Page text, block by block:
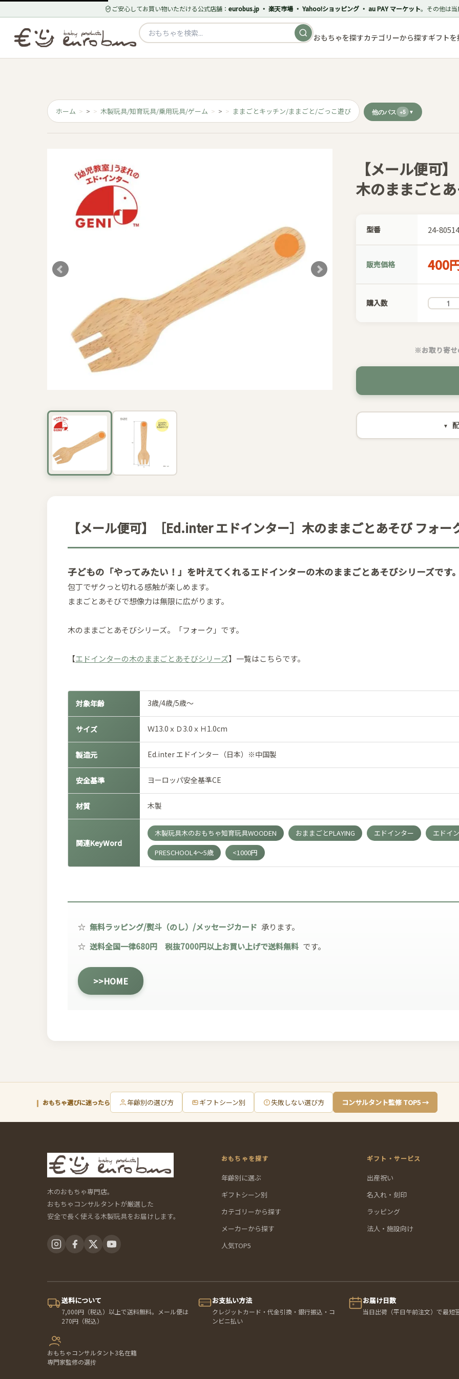
ご安心してお買い物いただける公式店舗： eurobus.jp ・ 楽天市場 ・ Yahoo!ショッピング ・ au PAY マーケット。その他は
おもちゃを探すカテゴリーから探すギフト
ホーム > 木製玩具/知育玩具/乗用玩具/ゲーム > ままごとキッチン/ままごと/ごっこ遊び 他のパス +5
【メール便可
木のままごと
型番 24-
販売価格 400
購入数
※お取り寄せ
【メール便可】［Ed.inter エドインター］木のままごとあそび フォー
子どもの「やってみたい！」を叶えてくれるエドインターの木のままごとあそびシリーズです
包丁でザクっと切れる感触が楽しめます。
ままごとあそびで想像力は無限に広がります。
木のままごとあそびシリーズ。「フォーク」です。
【エドインターの木のままごとあそびシリーズ】一覧はこちらです。
対象年齢 3歳/4歳/5歳～
サイズ Ｗ13.0ｘＤ3.0ｘＨ1.0cm
製造元 Ed.inter エドインター（日本）※中国製
安全基準 ヨーロッパ安全基準CE
材質 木製
関連KeyWord
木製玩具木のおもちゃ知育玩具WOODEN おままごとPLAYING エドインター
エドイ
PRESCHOOL4～5歳
<1000円
☆ 無料ラッピング/熨斗（のし）/メッセージカード 承ります。
☆ 送料全国一律680円 税抜7000円以上お買い上げで送料無料 です。
>>HOME
おもちゃ選びに迷ったら 年齢別の選び方 ギフトシーン別 失敗しない選び方 コンサルタント監修 TOP5 →
木のおもちゃ専門店。
おもちゃコンサルタントが厳選した
安全で長く使える木製玩具をお届けします。
おもちゃを探す
年齢別に選ぶ
ギフトシーン別
カテゴリーから探す
メーカーから探す
人気TOP5
ギフト・サービス
出産祝い
名入れ・刻印
ラッピング
法人・施設向け
送料について
7,000円（税込）以上で送料無料。メール便は
270円（税込）
お支払い方法
クレジットカード・代金引換・銀行振込・コ
ンビニ払い
お届け日数
当日出荷（平日午前注文）で最短
おもちゃコンサルタント3名在籍
専門家監修の選抟